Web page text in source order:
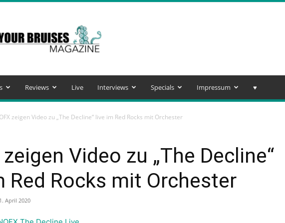
Your
Bruises
Magazine
Reviews Live Interviews Specials Impressum ♥️
zeigen Video zu „The Decline“ live im Red Rocks mit Orchester
zeigen Video zu „The Decline“
Red Rocks mit Orchester
April 2020